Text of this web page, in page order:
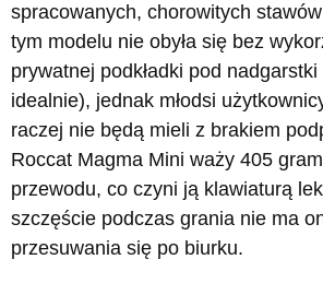
spracowanych, chorowitych
tym modelu nie obyła się bez
prywatnej podkładki pod nadgarstki
idealnie), jednak młodsi
raczej nie będą mieli z brakiem
Roccat Magma Mini waży 405
przewodu, co czyni ją klawiaturą
szczęście podczas grania nie ma
przesuwania się po biurku.